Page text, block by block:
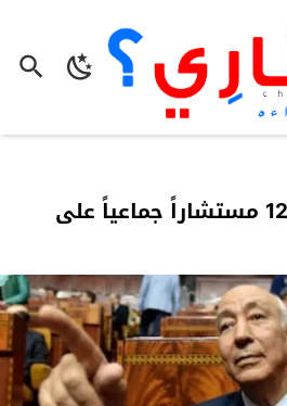
مجلس جطو يحيل 12 مستشاراً جماعياً على